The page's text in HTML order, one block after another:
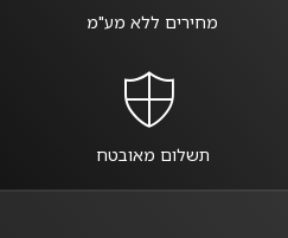
מחירים ללא מע"מ
תשלום מאובטח